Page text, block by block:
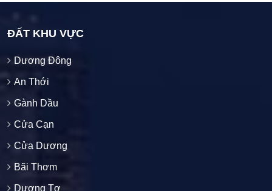
ĐẤT KHU VỰC
Dương Đông
An Thới
Gành Dầu
Cửa Cạn
Cửa Dương
Bãi Thơm
Dương Tơ